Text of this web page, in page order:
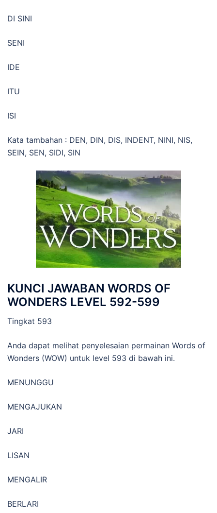
DI SINI
SENI
IDE
ITU
ISI
Kata tambahan : DEN, DIN, DIS, INDENT, NINI, NIS,
SEIN, SEN, SIDI, SIN
KUNCI JAWABAN WORDS OF
WONDERS LEVEL 592-599
Tingkat 593
Anda dapat melihat penyelesaian permainan Words of
Wonders (WOW) untuk level 593 di bawah ini.
MENUNGGU
MENGAJUKAN
JARI
LISAN
MENGALIR
BERLARI